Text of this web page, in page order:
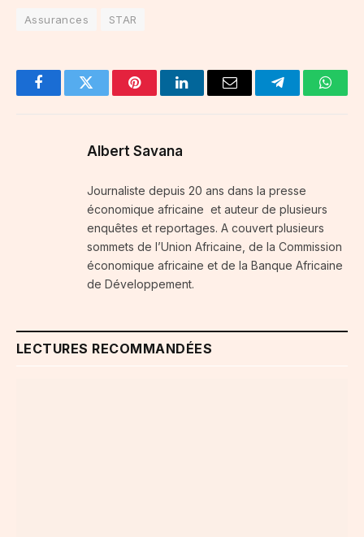
Assurances STAR
FacebookTwitter PinterestLinkedInEmail Telegram
Albert Savana
Journaliste depuis 20 ans dans la presse
économique africaine et auteur de plusieurs
enquêtes et reportages. A couvert plusieurs
sommets de l’Union Africaine, de la Commission
économique africaine et de la Banque Africaine
de Développement.
LECTURES RECOMMANDÉES